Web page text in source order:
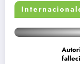
a Ceuta en
muertos